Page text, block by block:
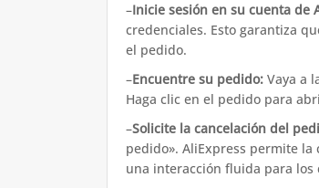
–Inicie sesión en su cuenta de
credenciales. Esto garantiza
el pedido.
–Encuentre su pedido: Vaya a
Haga clic en el pedido para
–Solicite la cancelación del
pedido». AliExpress permite
una interacción fluida para los